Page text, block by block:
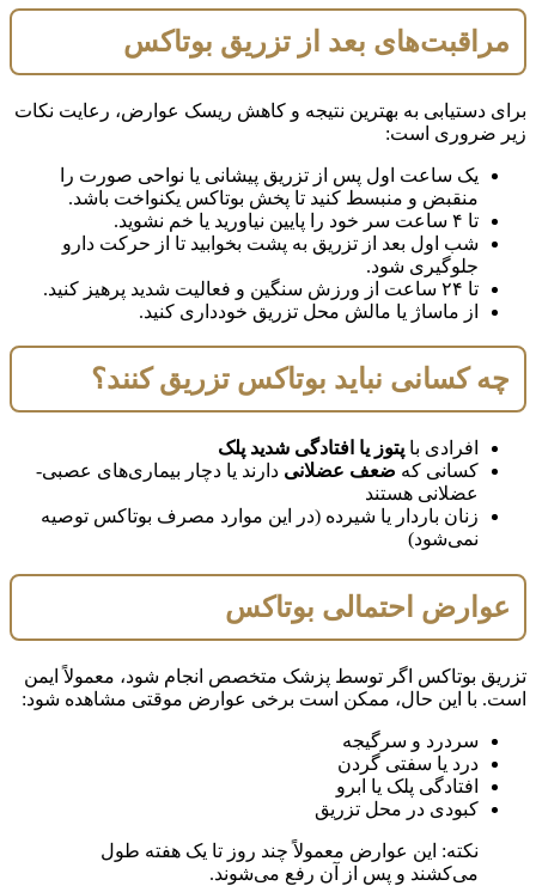
مراقبت‌های بعد از تزریق بوتاکس
برای دستیابی به بهترین نتیجه و کاهش ریسک عوارض، رعایت نکات
زیر ضروری است:
یک ساعت اول پس از تزریق پیشانی یا نواحی صورت را
منقبض و منبسط کنید تا پخش بوتاکس یکنواخت باشد.
تا ۴ ساعت سر خود را پایین نیاورید یا خم نشوید.
شب اول بعد از تزریق به پشت بخوابید تا از حرکت دارو
جلوگیری شود.
تا ۲۴ ساعت از ورزش سنگین و فعالیت شدید پرهیز کنید.
از ماساژ یا مالش محل تزریق خودداری کنید.
چه کسانی نباید بوتاکس تزریق کنند؟
افرادی با پتوز یا افتادگی شدید پلک
کسانی که ضعف عضلانی دارند یا دچار بیماری‌های عصبی-
عضلانی هستند
زنان باردار یا شیرده (در این موارد مصرف بوتاکس توصیه
نمی‌شود)
عوارض احتمالی بوتاکس
تزریق بوتاکس اگر توسط پزشک متخصص انجام شود، معمولاً ایمن
است. با این حال، ممکن است برخی عوارض موقتی مشاهده شود:
سردرد و سرگیجه
درد یا سفتی گردن
افتادگی پلک یا ابرو
کبودی در محل تزریق
نکته: این عوارض معمولاً چند روز تا یک هفته طول
می‌کشند و پس از آن رفع می‌شوند.